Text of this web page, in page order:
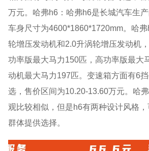
万元。哈弗h6：哈弗h6是长城汽车生
车身尺寸为4600*1860*1720mm。哈
轮增压发动机和2.0升涡轮增压发动机
功率版最大马力150匹，高功率版最大
动机最大马力197匹。变速箱方面有6
选，售价区间为10.20-13.60万元。哈
观比较相似，但是h6有两种设计风格
群体提供选择。